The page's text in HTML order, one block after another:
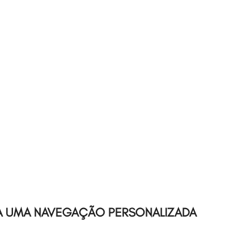
UMA NAVEGAÇÃO PERSONALIZADA